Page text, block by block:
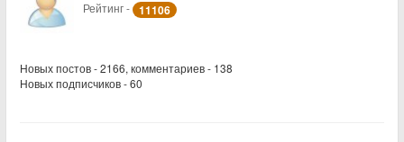
Рейтинг - 11106
Новых постов - 2166, комментариев - 138
Новых подписчиков - 60